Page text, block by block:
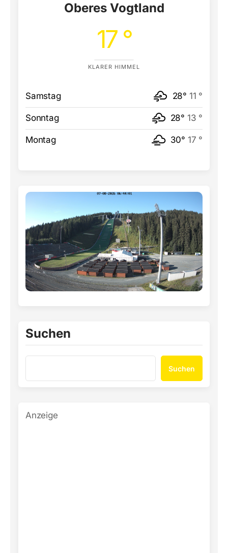
Oberes Vogtland
17 °
KLARER HIMMEL
Samstag 28° 11 °
Sonntag 28° 13 °
Montag 30° 17 °
Suchen
Suchen
Anzeige